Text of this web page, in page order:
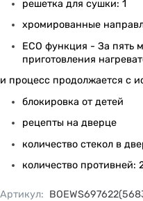
решетка для сушки: 1
хромированные
ECO функция - За пять
приготовления
и процесс продолжается с
блокировка от детей
рецепты на дверце
количество стекол в
количество противней:
Артикул: